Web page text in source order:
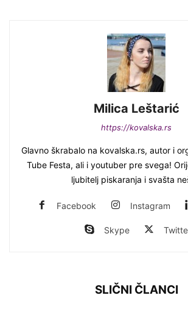
Milica Leštarić
https://kovalska.rs
Glavno škrabalo na kovalska.rs, autor i
Tube Festa, ali i youtuber pre svega!
ljubitelj piskaranja i svašta
Facebook Instagram
Skype
SLIČNI ČLANCI